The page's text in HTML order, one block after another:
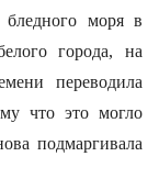
моря в
города, на
переводила
что это могло
подмаргивала